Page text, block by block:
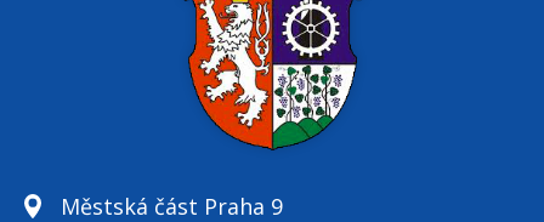
Městská část Praha 9